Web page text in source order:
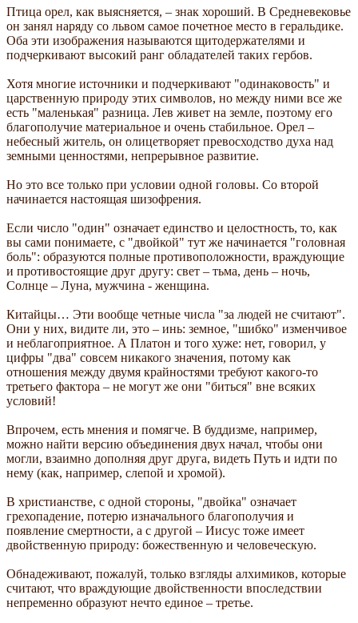
Птица орел, как выясняется, – знак хороший. В Средневековье
он занял наряду со львом самое почетное место в геральдике.
Оба эти изображения называются щитодержателями и
подчеркивают высокий ранг обладателей таких гербов.
Хотя многие источники и подчеркивают "одинаковость" и
царственную природу этих символов, но между ними все же
есть "маленькая" разница. Лев живет на земле, поэтому его
благополучие материальное и очень стабильное. Орел –
небесный житель, он олицетворяет превосходство духа над
земными ценностями, непрерывное развитие.
Но это все только при условии одной головы. Со второй
начинается настоящая шизофрения.
Если число "один" означает единство и целостность, то, как
вы сами понимаете, с "двойкой" тут же начинается "головная
боль": образуются полные противоположности, враждующие
и противостоящие друг другу: свет – тьма, день – ночь,
Солнце – Луна, мужчина - женщина.
Китайцы… Эти вообще четные числа "за людей не считают".
Они у них, видите ли, это – инь: земное, "шибко" изменчивое
и неблагоприятное. А Платон и того хуже: нет, говорил, у
цифры "два" совсем никакого значения, потому как
отношения между двумя крайностями требуют какого-то
третьего фактора – не могут же они "биться" вне всяких
условий!
Впрочем, есть мнения и помягче. В буддизме, например,
можно найти версию объединения двух начал, чтобы они
могли, взаимно дополняя друг друга, видеть Путь и идти по
нему (как, например, слепой и хромой).
В христианстве, с одной стороны, "двойка" означает
грехопадение, потерю изначального благополучия и
появление смертности, а с другой – Иисус тоже имеет
двойственную природу: божественную и человеческую.
Обнадеживают, пожалуй, только взгляды алхимиков, которые
считают, что враждующие двойственности впоследствии
непременно образуют нечто единое – третье.